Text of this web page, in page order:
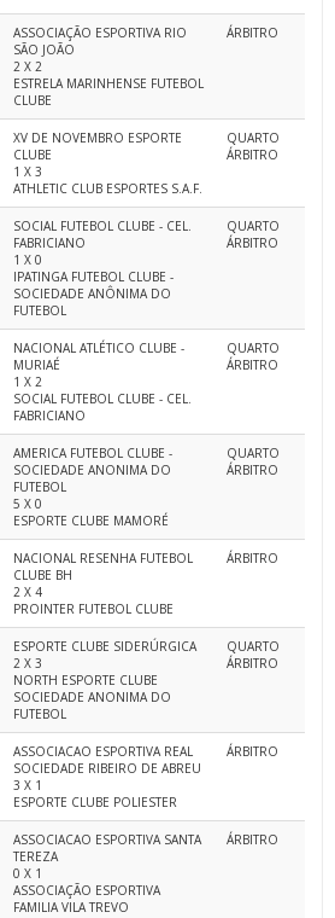
ASSOCIAÇÃO ESPORTIVA RIO
SÃO JOÃO
2 X 2
ESTRELA MARINHENSE FUTEBOL
CLUBE
ÁRBITRO
XV DE NOVEMBRO ESPORTE
CLUBE
1 X 3
ATHLETIC CLUB ESPORTES S.A.F.
QUARTO
ÁRBITRO
SOCIAL FUTEBOL CLUBE - CEL.
FABRICIANO
1 X 0
IPATINGA FUTEBOL CLUBE -
SOCIEDADE ANÔNIMA DO
FUTEBOL
QUARTO
ÁRBITRO
NACIONAL ATLÉTICO CLUBE -
MURIAÉ
1 X 2
SOCIAL FUTEBOL CLUBE - CEL.
FABRICIANO
QUARTO
ÁRBITRO
AMERICA FUTEBOL CLUBE -
SOCIEDADE ANONIMA DO
FUTEBOL
5 X 0
ESPORTE CLUBE MAMORÉ
QUARTO
ÁRBITRO
NACIONAL RESENHA FUTEBOL
CLUBE BH
2 X 4
PROINTER FUTEBOL CLUBE
ÁRBITRO
ESPORTE CLUBE SIDERÚRGICA
2 X 3
NORTH ESPORTE CLUBE
SOCIEDADE ANONIMA DO
FUTEBOL
QUARTO
ÁRBITRO
ASSOCIACAO ESPORTIVA REAL
SOCIEDADE RIBEIRO DE ABREU
3 X 1
ESPORTE CLUBE POLIESTER
ÁRBITRO
ASSOCIACAO ESPORTIVA SANTA
TEREZA
0 X 1
ASSOCIAÇÃO ESPORTIVA
FAMILIA VILA TREVO
ÁRBITRO